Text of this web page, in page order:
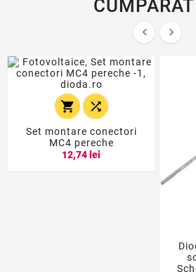
 
 
Set montare conectori
MC4 pereche
12,74 lei